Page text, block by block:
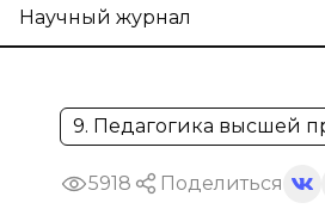
Научный журнал
9. Педагогика высшей
5918 Поделиться